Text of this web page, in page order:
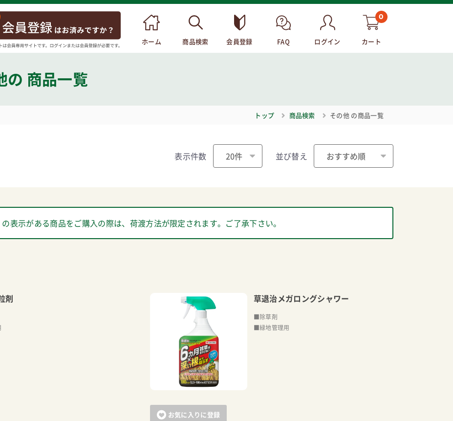
ホーム 商品検索 会員登録 FAQ ログイン
0
カート
の 商品一覧
トップ 商品検索 その他 の商品一覧
表示件数 並び替え
表示がある商品をご購入の際は、荷渡方法が限定されます。ご了承下さい。
剤
お気に入りに登録
草退治メガロングシャワー
■除草剤
■緑地管理用